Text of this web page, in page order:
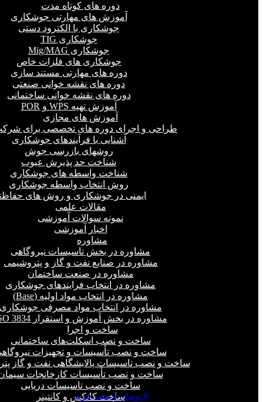
دوره های کوتاه مدت
آموزش های مهارتی جوشکاری
جوشکاری با الکترود دستی
جوشکاری TIG
جوشکاری Mig/MAG
جوشکاری های فلزات خاص
دوره های مهارتی مستند سازی
دوره های نقشه خوانی صنعتی
دوره های نقشه خوانی ساختمانی
آموزش تهیه WPS و POR
آموزش های مجازی
طراحی و اجرای دوره های تخصصی برای
آشنایی با فرآیندهای جوشکاری
روشهای بازرسی جوش
شناخت حد پذیرش عیوب
شناخت واسطه های جوشکاری
روش انتخاب واسطه جوشکاری
ایمنی در جوشکاری و روش های
مقالات علمی
نمونه سوالات آموزشی
اخبار آموزشی
مشاوره
مشاوره در بخش تاسیسات نیروگاهی
مشاوره در صنایع نفت و گاز و پتروشیمی
مشاوره در صنعت ساختمان
مشاوره در انتخاب فرایند‌های جوشکاری
مشاوره در انتخاب مواد اولیه (Base)
مشاوره در انتخاب مواد مصرفی
مشاوره در بخش آموزش و استقرار ISO 3834
ساخت و اجرا
ساخت و نصب اسکلت‌های ساختمانی
ساخت و نصب تأسیسات و تجهیزات
ساخت و نصب تاسیسات پالایشگاهی نفت و گاز
ساخت و نصب تأسیسات کارخانجات
ساخت و نصب تاسیسات دریایی
ساخت کانکس و کانتینر
0 تومان 0 سبد خرید